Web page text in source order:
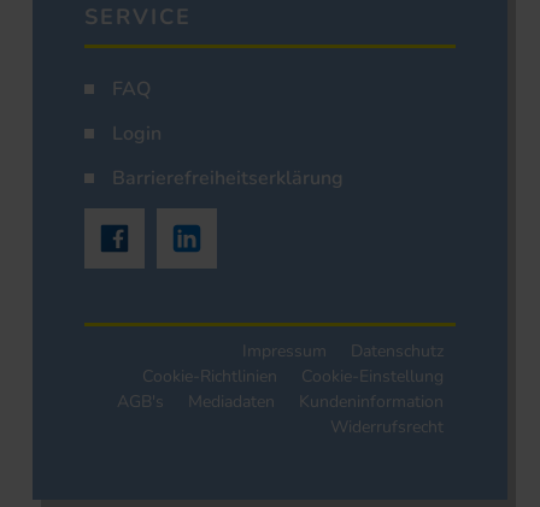
SERVICE
FAQ
Login
Barrierefreiheitserklärung
Impressum
Datenschutz
Cookie-Richtlinien
Cookie-Einstellung
AGB's
Mediadaten
Kundeninformation
Widerrufsrecht